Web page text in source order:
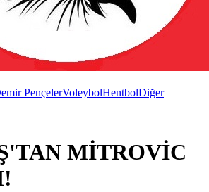
PençelerVoleybolHentbolDiğer
MİTROVİC